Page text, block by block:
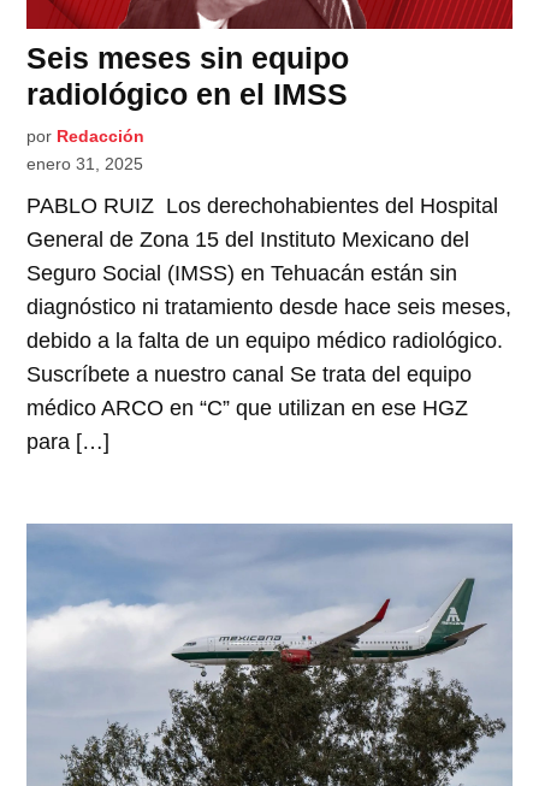
Seis meses sin equipo
radiológico en el IMSS
por Redacción
enero 31, 2025
PABLO RUIZ Los derechohabientes del Hospital
General de Zona 15 del Instituto Mexicano del
Seguro Social (IMSS) en Tehuacán están sin
diagnóstico ni tratamiento desde hace seis meses,
debido a la falta de un equipo médico radiológico.
Suscríbete a nuestro canal Se trata del equipo
médico ARCO en “C” que utilizan en ese HGZ
para […]